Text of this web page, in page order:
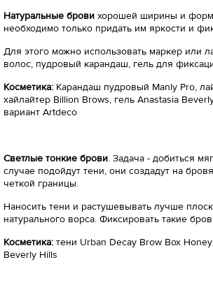
Натуральные брови хорошей ширины и
необходимо только придать им яркости и
Для этого можно использовать маркер или
волос, пудровый карандаш, гель для
Косметика: Карандаш пудровый Manly Pro,
хайлайтер Billion Brows, гель Anastasia
вариант Artdeco
Светлые тонкие брови. Задача - добиться
случае подойдут тени, они создадут на
четкой границы.
Наносить тени и растушевывать лучше
натурального ворса. Фиксировать такие
Косметика: тени Urban Decay Brow Box
Beverly Hills